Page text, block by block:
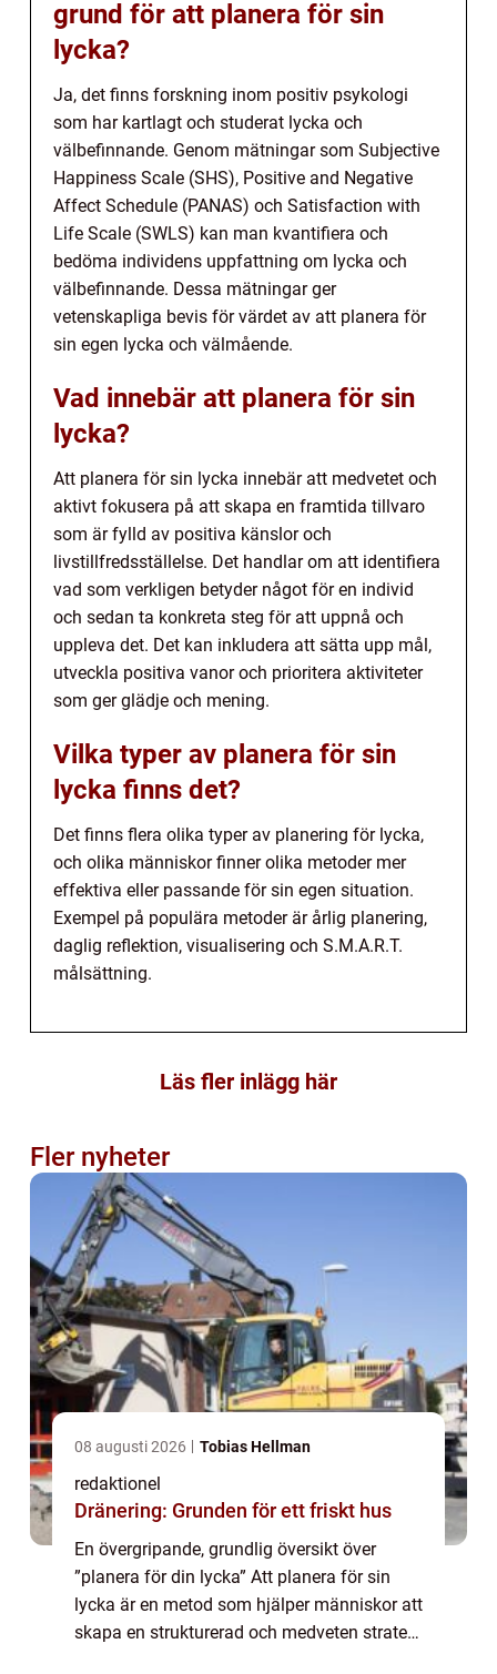
grund för att planera för sin
lycka?
Ja, det finns forskning inom positiv psykologi
som har kartlagt och studerat lycka och
välbefinnande. Genom mätningar som Subjective
Happiness Scale (SHS), Positive and Negative
Affect Schedule (PANAS) och Satisfaction with
Life Scale (SWLS) kan man kvantifiera och
bedöma individens uppfattning om lycka och
välbefinnande. Dessa mätningar ger
vetenskapliga bevis för värdet av att planera för
sin egen lycka och välmående.
Vad innebär att planera för sin
lycka?
Att planera för sin lycka innebär att medvetet och
aktivt fokusera på att skapa en framtida tillvaro
som är fylld av positiva känslor och
livstillfredsställelse. Det handlar om att identifiera
vad som verkligen betyder något för en individ
och sedan ta konkreta steg för att uppnå och
uppleva det. Det kan inkludera att sätta upp mål,
utveckla positiva vanor och prioritera aktiviteter
som ger glädje och mening.
Vilka typer av planera för sin
lycka finns det?
Det finns flera olika typer av planering för lycka,
och olika människor finner olika metoder mer
effektiva eller passande för sin egen situation.
Exempel på populära metoder är årlig planering,
daglig reflektion, visualisering och S.M.A.R.T.
målsättning.
Läs fler inlägg här
Fler nyheter
08 augusti 2026 Tobias Hellman
redaktionel
Dränering: Grunden för ett friskt hus
En övergripande, grundlig översikt över
”planera för din lycka” Att planera för sin
lycka är en metod som hjälper människor att
skapa en strukturerad och medveten strategi